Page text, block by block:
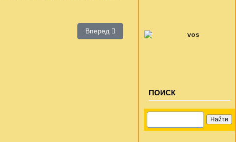
семинар женсоветовСледующий: «Женщины: сохраняем
Вперед
ПОИСК